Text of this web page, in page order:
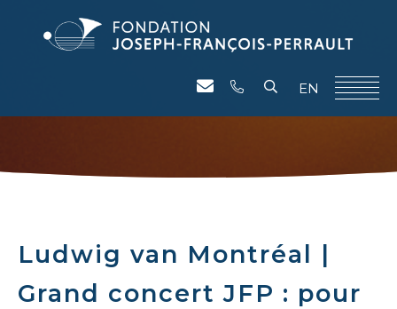
EN
Ludwig van Montréal |
Grand concert JFP : pour